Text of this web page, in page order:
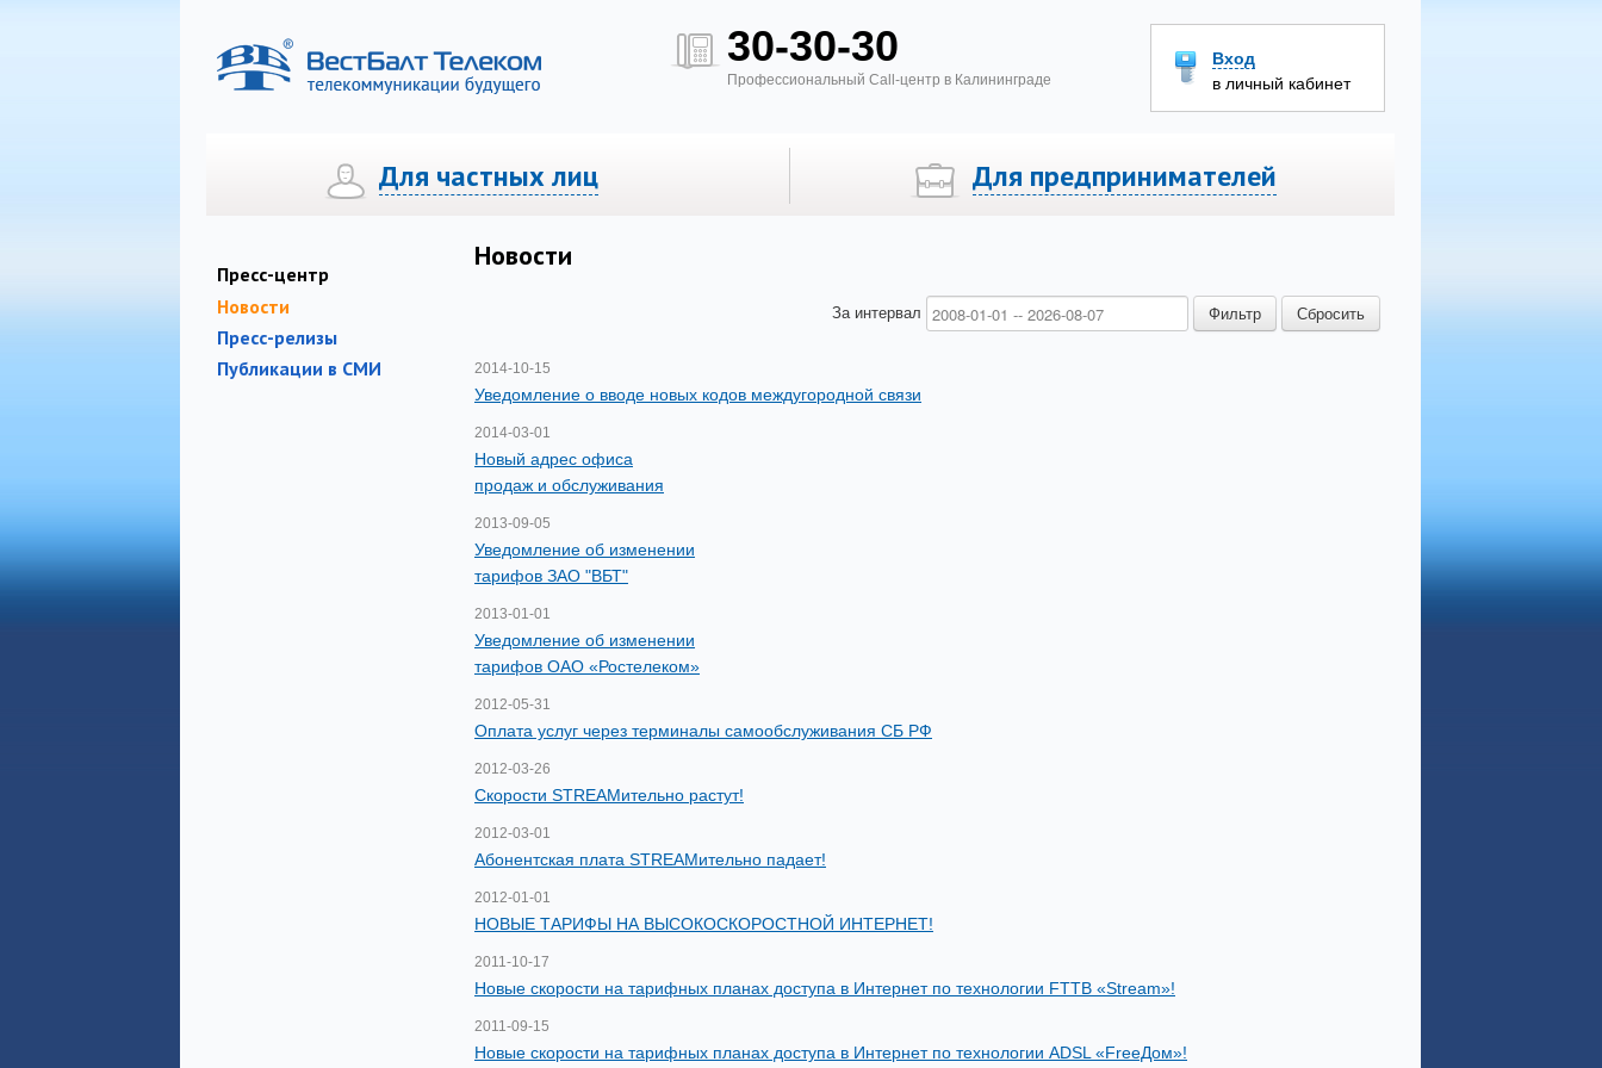
30-30-30
Профессиональный Call-центр в Калининграде
Вход
в личный кабинет
Для частных лиц Для предпринимателей
Интернет Цифровое ТВ «Билайн» Тех. возможность для подключения Заявка на подключение
Интернет
Пресс-центр
Новости
Пресс-релизы
Публикации в СМИ
Новости
За интервал Фильтр Сбросить
2014-10-15
Уведомление о вводе новых кодов междугородной связи
2014-03-01
Новый адрес офиса
продаж и обслуживания
2013-09-05
Уведомление об изменении
тарифов ЗАО "ВБТ"
2013-01-01
Уведомление об изменении
тарифов ОАО «Ростелеком»
2012-05-31
Оплата услуг через терминалы самообслуживания СБ РФ
2012-03-26
Скорости STREAMительно растут!
2012-03-01
Абонентская плата STREAMительно падает!
2012-01-01
НОВЫЕ ТАРИФЫ НА ВЫСОКОСКОРОСТНОЙ ИНТЕРНЕТ!
2011-10-17
Новые скорости на тарифных планах доступа в Интернет по технологии FTTB «Stream»!
2011-09-15
Новые скорости на тарифных планах доступа в Интернет по технологии ADSL «FreeДом»!